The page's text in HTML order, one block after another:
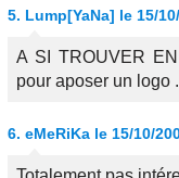
5. Lump[YaNa] le 15/
A SI TROUVER
pour aposer un logo
6. eMeRiKa le 15/10/